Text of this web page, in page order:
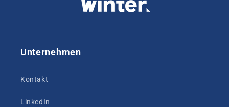
Unternehmen
Kontakt
LinkedIn